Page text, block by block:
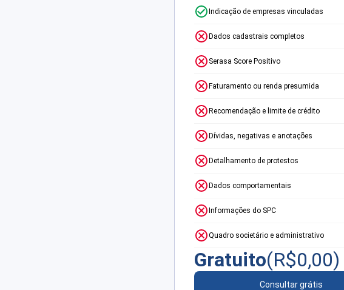
Indicação de empresas vinculadas
Dados cadastrais completos
Serasa Score Positivo
Faturamento ou renda presumida
Recomendação e limite de crédito
Dívidas, negativas e anotações
Detalhamento de protestos
Dados comportamentais
Informações do SPC
Quadro societário e administrativo
Gratuito(R$0,00)
Consultar grátis